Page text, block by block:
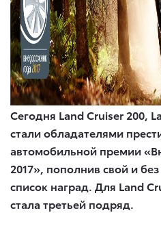
Сегодня Land Cruiser 200,
стали обладателями
автомобильной премии
2017», пополнив свой и
список наград. Для Land
стала третьей подряд.